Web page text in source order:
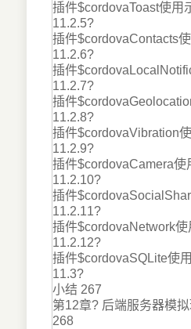
插件$cordovaToast使用
11.2.5?
插件$cordovaContacts
11.2.6?
插件
11.2.7?
插件
11.2.8?
插件$cordovaVibration
11.2.9?
插件$cordovaCamera使
11.2.10?
插件
11.2.11?
插件$cordovaNetwork
11.2.12?
插件$cordovaSQLite使
11.3?
小结 267
第12章? 后端服务器模
268